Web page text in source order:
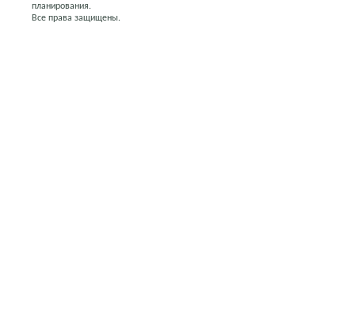
планирования.
Все права защищены.